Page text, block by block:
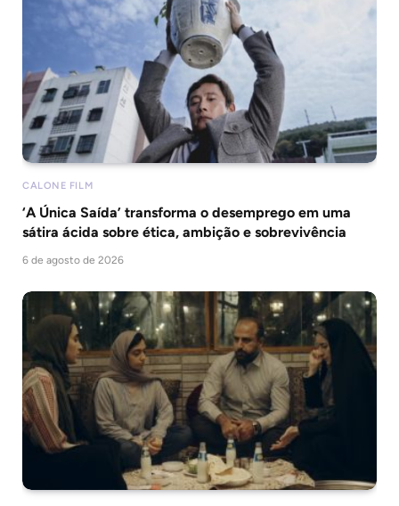
CALONE FILM
‘A Única Saída’ transforma o desemprego em uma
sátira ácida sobre ética, ambição e sobrevivência
6 de agosto de 2026